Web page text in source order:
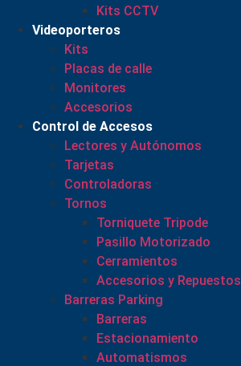
Kits CCTV
Videoporteros
Kits
Placas de calle
Monitores
Accesorios
Control de Accesos
Lectores y Autónomos
Tarjetas
Controladoras
Tornos
Torniquete Tripode
Pasillo Motorizado
Cerramientos
Accesorios y Repuestos
Barreras Parking
Barreras
Estacionamiento
Automatismos